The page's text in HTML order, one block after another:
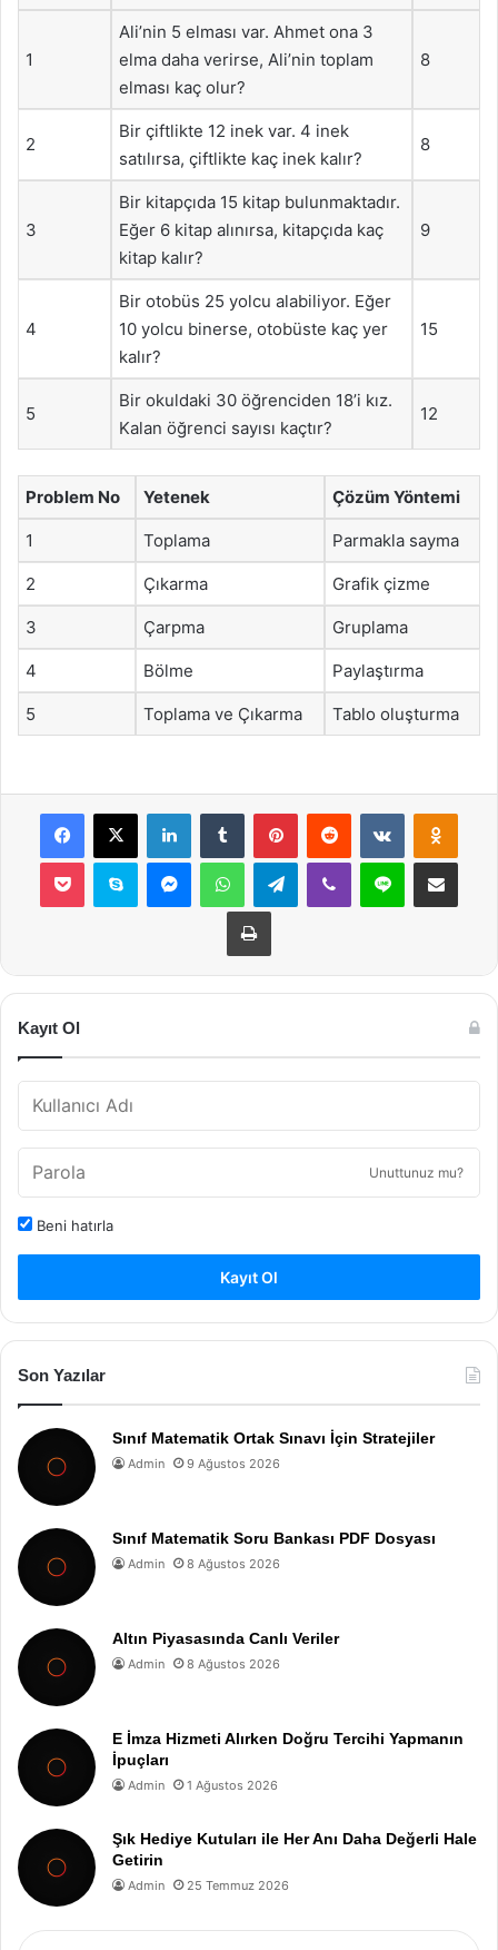
1
Ali’nin 5 elması var. Ahmet ona 3
elma daha verirse, Ali’nin toplam
elması kaç olur?
8
2
Bir çiftlikte 12 inek var. 4 inek
satılırsa, çiftlikte kaç inek kalır?
8
3
Bir kitapçıda 15 kitap bulunmaktadır.
Eğer 6 kitap alınırsa, kitapçıda kaç
kitap kalır?
9
4
Bir otobüs 25 yolcu alabiliyor. Eğer
10 yolcu binerse, otobüste kaç yer
kalır?
15
5
Bir okuldaki 30 öğrenciden 18’i kız.
Kalan öğrenci sayısı kaçtır?
12
Problem No Yetenek Çözüm Yöntemi
1 Toplama Parmakla sayma
2 Çıkarma Grafik çizme
3 Çarpma Gruplama
4 Bölme Paylaştırma
5 Toplama ve Çıkarma Tablo oluşturma
Facebook
X LinkedInTumblr PinterestReddit VKontakte
Pocket Skype MessengerWhatsAppTelegramViber Line E-Posta ile
Yazdır
Kayıt Ol
Unuttunuz mu?
Beni hatırla
Kayıt Ol
Son Yazılar
Sınıf Matematik Ortak Sınavı İçin Stratejiler
Admin 9 Ağustos 2026
Sınıf Matematik Soru Bankası PDF Dosyası
Admin 8 Ağustos 2026
Altın Piyasasında Canlı Veriler
Admin 8 Ağustos 2026
E İmza Hizmeti Alırken Doğru Tercihi Yapmanın
İpuçları
Admin 1 Ağustos 2026
Şık Hediye Kutuları ile Her Anı Daha Değerli Hale
Getirin
Admin 25 Temmuz 2026